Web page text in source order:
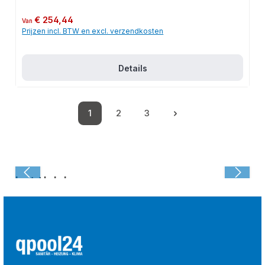
Normale prijs:
Van€ 254,44
Prijzen incl. BTW en excl. verzendkosten
Details
Pagina
1
Pagina
2
Pagina
3
Laatst bekeken: